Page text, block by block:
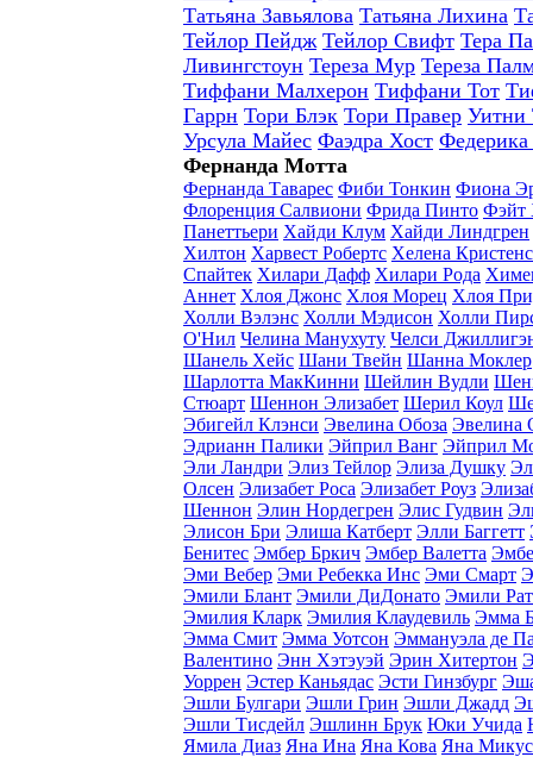
Татьяна Завьялова Татьяна Лихина
Тейлор Пейдж Тейлор Свифт Тера
Ливингстоун Тереза Мур Тереза
Тиффани Малхерон Тиффани Тот
Гаррн Тори Блэк Тори Правер Уитни
Урсула Майес Фаэдра Хост
Фернанда Мотта
Фернанда Таварес Фиби Тонкин Фиона
Флоренция Салвиони Фрида Пинто Фэйт
Панеттьери Хайди Клум Хайди Линдгрен
Хилтон Харвест Робертс Хелена
Спайтек Хилари Дафф Хилари Рода
Аннет Хлоя Джонс Хлоя Морец Хлоя
Холли Вэлэнс Холли Мэдисон Холли
O'Нил Челина Манухуту Челси
Шанель Хейс Шани Твейн Шанна Моклер
Шарлотта МакКинни Шейлин Вудли
Стюарт Шеннон Элизабет Шерил Коул
Эбигейл Клэнси Эвелина Обоза Эвелина
Эдрианн Палики Эйприл Ванг Эйприл
Эли Ландри Элиз Тейлор Элиза Душку
Олсен Элизабет Роса Элизабет Роуз
Шеннон Элин Нордегрен Элис Гудвин
Элисон Бри Элиша Катберт Элли Баггетт
Бенитес Эмбер Бркич Эмбер Валетта
Эми Вебер Эми Ребекка Инс Эми Смарт
Эмили Блант Эмили ДиДонато Эмили
Эмилия Кларк Эмилия Клаудевиль Эмма
Эмма Смит Эмма Уотсон Эммануэла де
Валентино Энн Хэтэуэй Эрин Хитертон
Уоррен Эстер Каньядаc Эсти Гинзбург
Эшли Булгари Эшли Грин Эшли Джадд
Эшли Тисдейл Эшлинн Брук Юки Учида
Ямила Диаз Яна Ина Яна Кова Яна